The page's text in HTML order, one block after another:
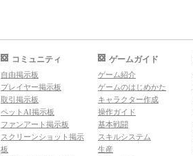
コミュニティ
自由掲示板
プレイヤー掲示板
取引掲示板
ペットAI掲示板
ファンアート掲示板
スクリーンショット掲示
板
ゲームガイド
ゲーム紹介
ゲームのはじめかた
キャラクター作成
操作ガイド
基本戦闘
スキルシステム
生産